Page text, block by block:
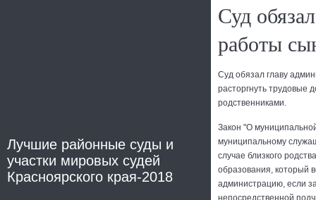
Лучшие районные суды и
участки мировых судей
Красноярского края-2018
Суд
работы
Суд обязал главу
расторгнуть трудовые
родственниками.
Закон "О
муниципальному
случае близкого
образования, который
администрацию, если
непосредственной